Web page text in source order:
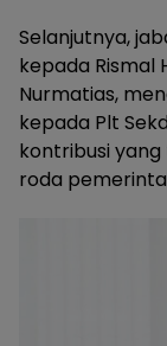
Selanjutnya,
kepada Rismal
Nurmatias,
kepada Plt
kontribusi
roda